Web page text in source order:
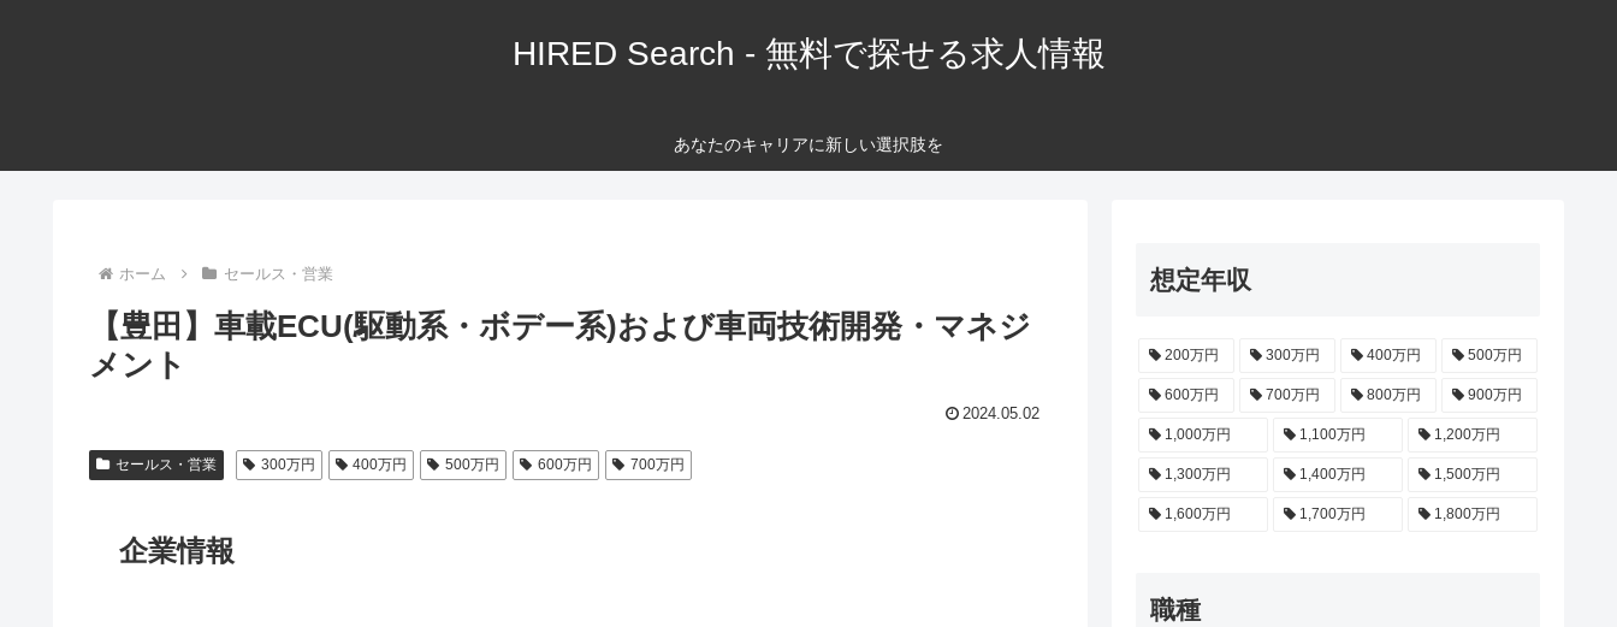
HIRED Search - 無料で探せる求人情報
あなたのキャリアに新しい選択肢を
ホーム セールス・営業
【豊田】車載ECU(駆動系・ボデー系)および車両技術開発・マネジ
メント
2024.05.02
セールス・営業 300万円 400万円 500万円 600万円 700万円
企業情報
想定年収
200万円 300万円 400万円 500万円
600万円 700万円 800万円 900万円
1,000万円 1,100万円 1,200万円
1,300万円 1,400万円 1,500万円
1,600万円 1,700万円 1,800万円
職種